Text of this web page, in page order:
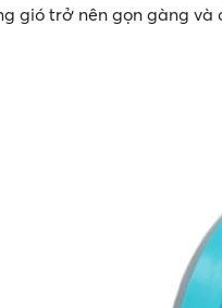
gió trở nên gọn gàng và